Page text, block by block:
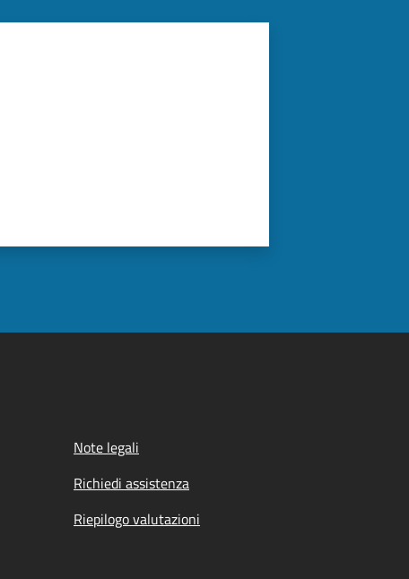
Note legali
Richiedi assistenza
Riepilogo valutazioni